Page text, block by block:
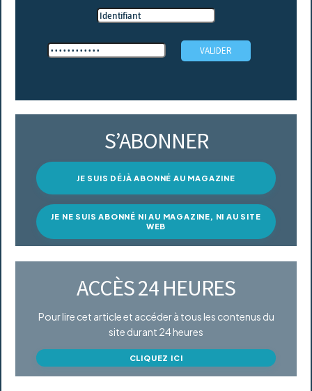
S’ABONNER
JE SUIS DÉJÀ ABONNÉ AU MAGAZINE
JE NE SUIS ABONNÉ NI AU MAGAZINE, NI AU SITE
WEB
ACCÈS 24 HEURES
Pour lire cet article et accéder à tous les contenus du
site durant 24 heures
CLIQUEZ ICI